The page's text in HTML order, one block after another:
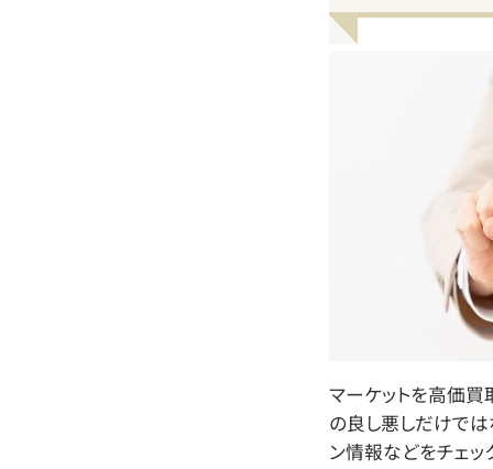
マーケットを高価買
の良し悪しだけでは
ン情報などをチェッ